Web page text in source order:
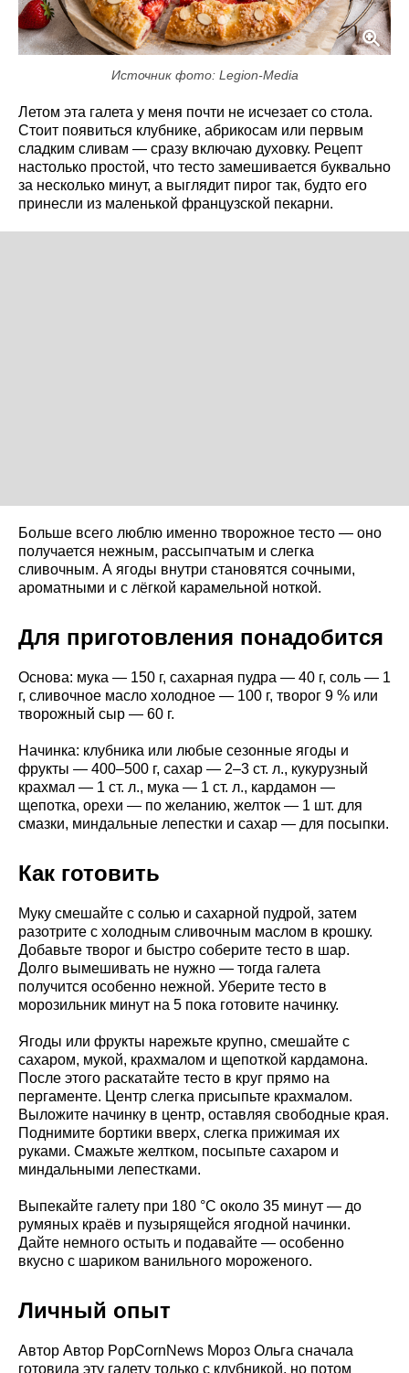
Источник фото: Legion-Media
Летом эта галета у меня почти не исчезает со стола.
Стоит появиться клубнике, абрикосам или первым
сладким сливам — сразу включаю духовку. Рецепт
настолько простой, что тесто замешивается буквально
за несколько минут, а выглядит пирог так, будто его
принесли из маленькой французской пекарни.
Больше всего люблю именно творожное тесто — оно
получается нежным, рассыпчатым и слегка
сливочным. А ягоды внутри становятся сочными,
ароматными и с лёгкой карамельной ноткой.
Для приготовления понадобится
Основа: мука — 150 г, сахарная пудра — 40 г, соль — 1
г, сливочное масло холодное — 100 г, творог 9 % или
творожный сыр — 60 г.
Начинка: клубника или любые сезонные ягоды и
фрукты — 400–500 г, сахар — 2–3 ст. л., кукурузный
крахмал — 1 ст. л., мука — 1 ст. л., кардамон —
щепотка, орехи — по желанию, желток — 1 шт. для
смазки, миндальные лепестки и сахар — для посыпки.
Как готовить
Муку смешайте с солью и сахарной пудрой, затем
разотрите с холодным сливочным маслом в крошку.
Добавьте творог и быстро соберите тесто в шар.
Долго вымешивать не нужно — тогда галета
получится особенно нежной. Уберите тесто в
морозильник минут на 5 пока готовите начинку.
Ягоды или фрукты нарежьте крупно, смешайте с
сахаром, мукой, крахмалом и щепоткой кардамона.
После этого раскатайте тесто в круг прямо на
пергаменте. Центр слегка присыпьте крахмалом.
Выложите начинку в центр, оставляя свободные края.
Поднимите бортики вверх, слегка прижимая их
руками. Смажьте желтком, посыпьте сахаром и
миндальными лепестками.
Выпекайте галету при 180 °C около 35 минут — до
румяных краёв и пузырящейся ягодной начинки.
Дайте немного остыть и подавайте — особенно
вкусно с шариком ванильного мороженого.
Личный опыт
Автор Автор PopCornNews Мороз Ольга сначала
готовила эту галету только с клубникой, но потом